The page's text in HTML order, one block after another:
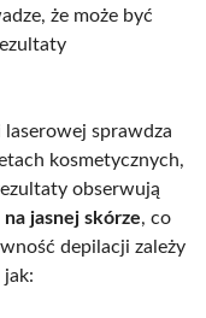
że może być
sprawdza
kosmetycznych,
obserwują
jasnej skórze, co
depilacji zależy